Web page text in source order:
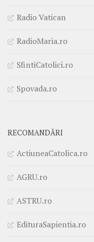
Radio Vatican
RadioMaria.ro
SfintiCatolici.ro
Spovada.ro
RECOMANDĂRI
ActiuneaCatolica.ro
AGRU.ro
ASTRU.ro
EdituraSapientia.ro